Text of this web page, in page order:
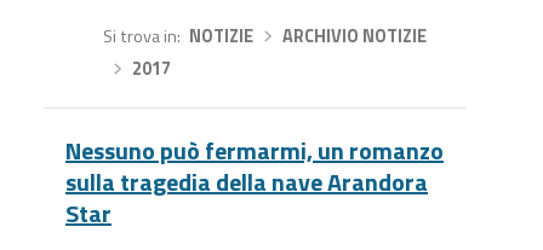
Si trova in NOTIZIE›
ARCHIVIO NOTIZIE
2017
Nessuno può fermarmi, un romanzo
sulla tragedia della nave Arandora
Star